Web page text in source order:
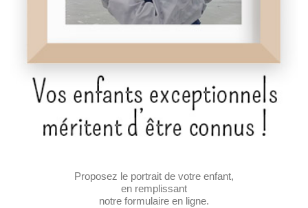
Proposez le portrait de votre enfant,
en remplissant
notre formulaire en ligne.